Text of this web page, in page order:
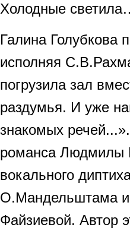
Холодные
Галина Голубкова
исполняя
погрузила зал
раздумья. И уже
знакомых
романса Людмилы
вокального
О.Мандельштама и
Файзиевой. Автор